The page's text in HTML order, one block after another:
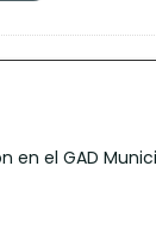
en el GAD